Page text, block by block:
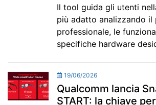
Il tool guida gli utenti
più adatto analizzando il
professionale, le
specifiche hardware
19/06/2026
Qualcomm lancia
START: la chiave